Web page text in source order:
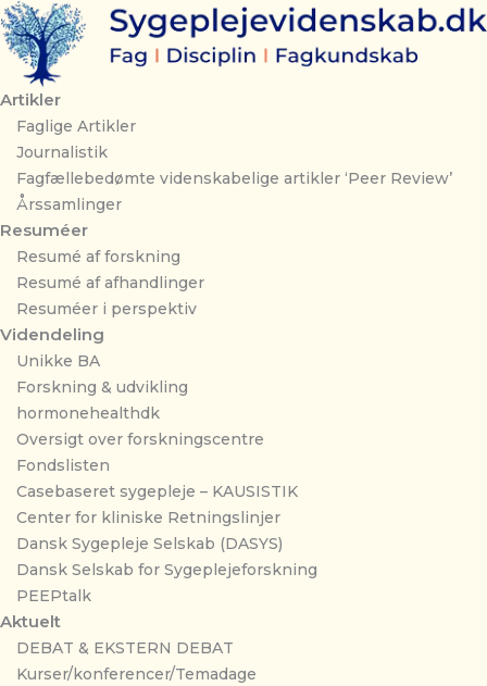
Gå
til
indholdet
Artikler
Faglige Artikler
Journalistik
Fagfællebedømte videnskabelige artikler ‘Peer Review’
Årssamlinger
Resuméer
Resumé af forskning
Resumé af afhandlinger
Resuméer i perspektiv
Videndeling
Unikke BA
Forskning & udvikling
hormonehealthdk
Oversigt over forskningscentre
Fondslisten
Casebaseret sygepleje – KAUSISTIK
Center for kliniske Retningslinjer
Dansk Sygepleje Selskab (DASYS)
Dansk Selskab for Sygeplejeforskning
PEEPtalk
Aktuelt
DEBAT & EKSTERN DEBAT
Kurser/konferencer/Temadage